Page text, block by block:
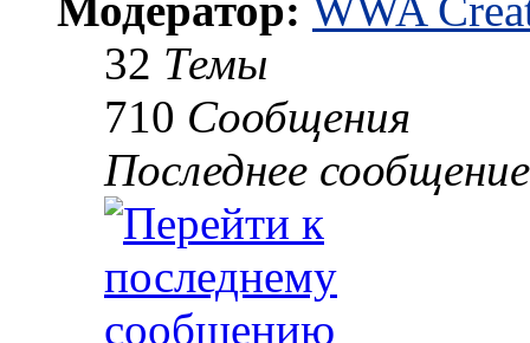
Модератор: WWA
32 Темы
710 Сообщения
Последнее сообщение